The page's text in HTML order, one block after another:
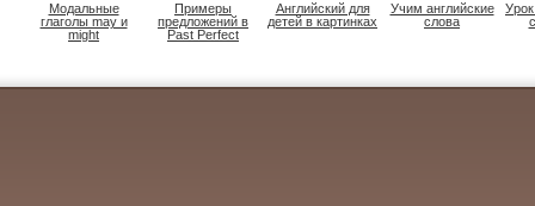
Модальные
глаголы may и
might
Примеры
предложений в
Past Perfect
Английский для
детей в картинках
Учим английские
слова